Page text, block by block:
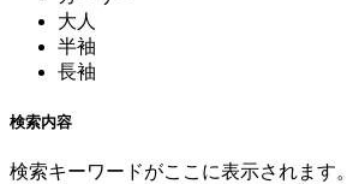
大人
半袖
長袖
検索内容
検索キーワードがここに表示されます。